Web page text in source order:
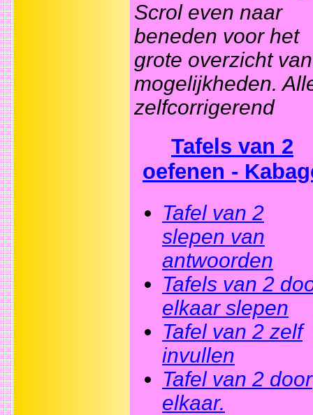
Scrol even naar
beneden voor het
grote overzicht van
mogelijkheden.
zelfcorrigerend
Tafels van 2
oefenen -
Tafel van 2
slepen van
antwoorden
Tafels van 2
elkaar slepen
Tafel van 2 zelf
invullen
Tafel van 2 door
elkaar.